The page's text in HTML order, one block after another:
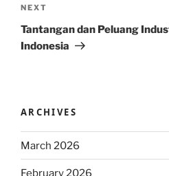
Next
Post
NEXT
Tantangan dan Peluang
Indonesia
ARCHIVES
March 2026
February 2026